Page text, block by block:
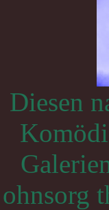
Diesen
ohnsorg